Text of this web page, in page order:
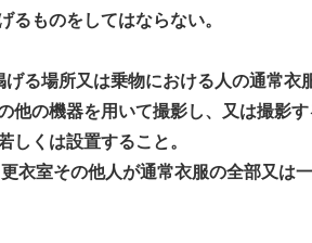
るものをしてはならない。
る場所又は乗物における人の通常衣
他の機器を用いて撮影し、又は撮影
しくは設置すること。
衣室その他人が通常衣服の全部又は